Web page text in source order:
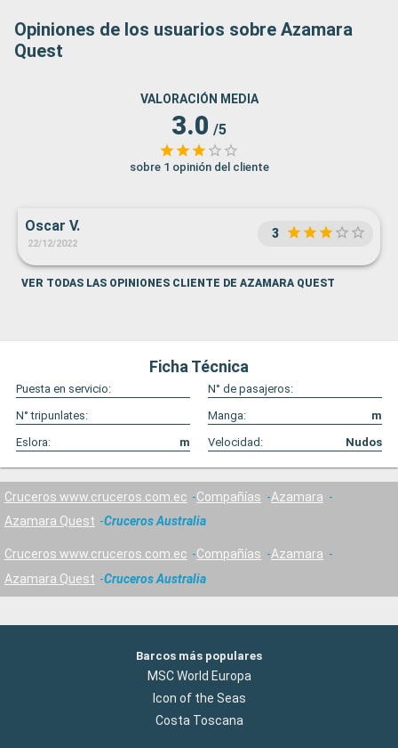
Opiniones de los usuarios sobre Azamara
Quest
VALORACIÓN MEDIA
3.0 /5
sobre 1 opinión del cliente
Oscar V.
22/12/2022
3
VER TODAS LAS OPINIONES CLIENTE DE AZAMARA QUEST
Ficha Técnica
Puesta en servicio:
N° de pasajeros:
N° tripunlates:
Manga:
m
Eslora:
m Velocidad: Nudos
Cruceros www.cruceros.com.ec Compañías
Azamara
Azamara Quest
Cruceros Australia
Cruceros www.cruceros.com.ec Compañías
Azamara
Azamara Quest
Cruceros Australia
Barcos más populares
MSC World Europa
Icon of the Seas
Costa Toscana